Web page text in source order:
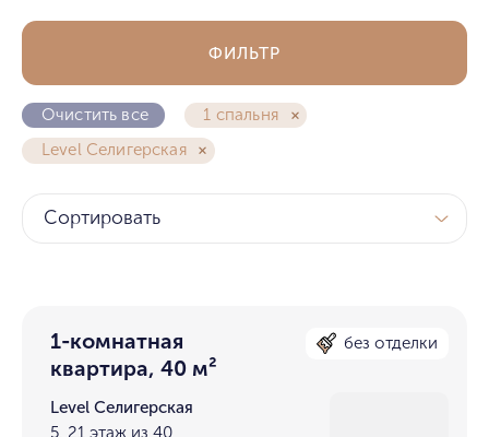
Очистить все
1 спальня
Level Селигерская
ФИЛЬТР
Сортировать
1-комнатная
квартира, 40 м²
без отделки
Level Селигерская
5, 21 этаж из 40